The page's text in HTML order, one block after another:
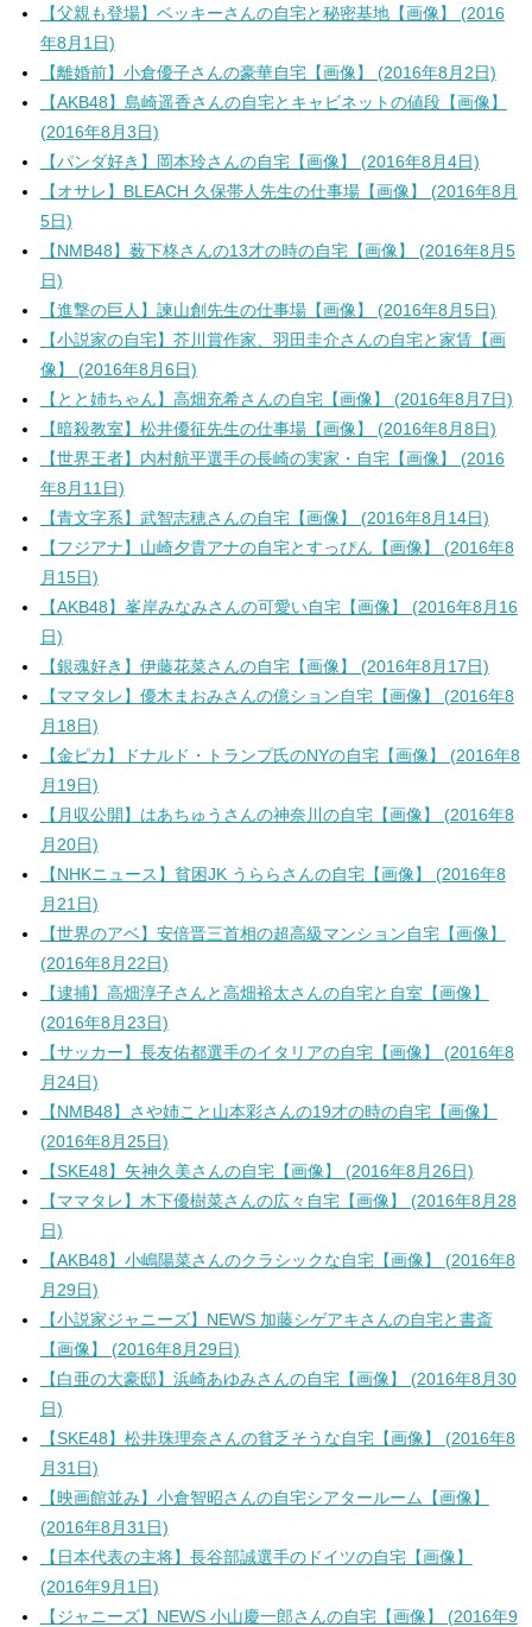
【父親も登場】ベッキーさんの自宅と秘密基地【画像】 (2016
年8月1日)
【離婚前】小倉優子さんの豪華自宅【画像】 (2016年8月2日)
【AKB48】島崎遥香さんの自宅とキャビネットの値段【画像】
(2016年8月3日)
【パンダ好き】岡本玲さんの自宅【画像】 (2016年8月4日)
【オサレ】BLEACH 久保帯人先生の仕事場【画像】 (2016年8月
5日)
【NMB48】薮下柊さんの13才の時の自宅【画像】 (2016年8月5
日)
【進撃の巨人】諫山創先生の仕事場【画像】 (2016年8月5日)
【小説家の自宅】芥川賞作家、羽田圭介さんの自宅と家賃【画
像】 (2016年8月6日)
【とと姉ちゃん】高畑充希さんの自宅【画像】 (2016年8月7日)
【暗殺教室】松井優征先生の仕事場【画像】 (2016年8月8日)
【世界王者】内村航平選手の長崎の実家・自宅【画像】 (2016
年8月11日)
【青文字系】武智志穂さんの自宅【画像】 (2016年8月14日)
【フジアナ】山崎夕貴アナの自宅とすっぴん【画像】 (2016年8
月15日)
【AKB48】峯岸みなみさんの可愛い自宅【画像】 (2016年8月16
日)
【銀魂好き】伊藤花菜さんの自宅【画像】 (2016年8月17日)
【ママタレ】優木まおみさんの億ション自宅【画像】 (2016年8
月18日)
【金ピカ】ドナルド・トランプ氏のNYの自宅【画像】 (2016年8
月19日)
【月収公開】はあちゅうさんの神奈川の自宅【画像】 (2016年8
月20日)
【NHKニュース】貧困JK うららさんの自宅【画像】 (2016年8
月21日)
【世界のアベ】安倍晋三首相の超高級マンション自宅【画像】
(2016年8月22日)
【逮捕】高畑淳子さんと高畑裕太さんの自宅と自室【画像】
(2016年8月23日)
【サッカー】長友佑都選手のイタリアの自宅【画像】 (2016年8
月24日)
【NMB48】さや姉こと山本彩さんの19才の時の自宅【画像】
(2016年8月25日)
【SKE48】矢神久美さんの自宅【画像】 (2016年8月26日)
【ママタレ】木下優樹菜さんの広々自宅【画像】 (2016年8月28
日)
【AKB48】小嶋陽菜さんのクラシックな自宅【画像】 (2016年8
月29日)
【小説家ジャニーズ】NEWS 加藤シゲアキさんの自宅と書斎
【画像】 (2016年8月29日)
【白亜の大豪邸】浜崎あゆみさんの自宅【画像】 (2016年8月30
日)
【SKE48】松井珠理奈さんの貧乏そうな自宅【画像】 (2016年8
月31日)
【映画館並み】小倉智昭さんの自宅シアタールーム【画像】
(2016年8月31日)
【日本代表の主将】長谷部誠選手のドイツの自宅【画像】
(2016年9月1日)
【ジャニーズ】NEWS 小山慶一郎さんの自宅【画像】 (2016年9